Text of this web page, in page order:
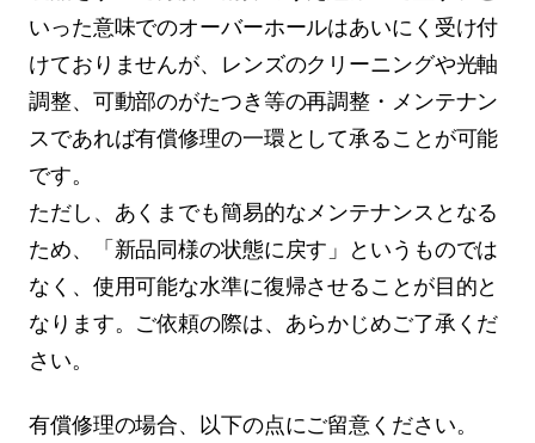
いった意味でのオーバーホールはあいにく受け付
けておりませんが、レンズのクリーニングや光軸
調整、可動部のがたつき等の再調整・メンテナン
スであれば有償修理の一環として承ることが可能
です。
ただし、あくまでも簡易的なメンテナンスとなる
ため、「新品同様の状態に戻す」というものでは
なく、使用可能な水準に復帰させることが目的と
なります。ご依頼の際は、あらかじめご了承くだ
さい。
有償修理の場合、以下の点にご留意ください。